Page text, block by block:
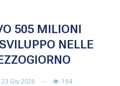
505 MILIONI
NELLE
23 Giu 2026 164